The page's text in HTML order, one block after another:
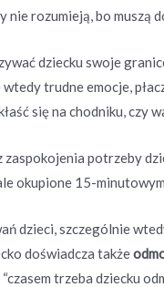
nie rozumieją, bo muszą
dziecku swoje
trudne emocje,
się na chodniku, czy
zaspokojenia potrzeby
okupione 15-
dzieci, szczególnie
doświadcza także
trzeba dziecku